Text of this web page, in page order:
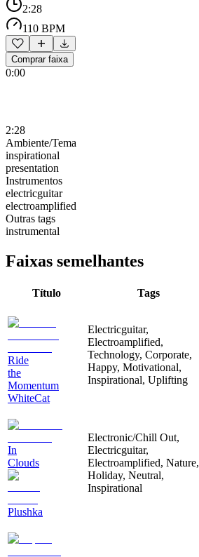
2:28
110 BPM
Comprar faixa
0:00
2:28
Ambiente/Tema
inspirational
presentation
Instrumentos
electricguitar
electroamplified
Outras tags
instrumental
Faixas semelhantes
Título Tags
Ride
the
Momentum
WhiteCat
Electricguitar,
Electroamplified,
Technology, Corporate,
Happy, Motivational,
Inspirational, Uplifting
In
Clouds
Plushka
Electronic/Chill Out,
Electricguitar,
Electroamplified, Nature,
Holiday, Neutral,
Inspirational